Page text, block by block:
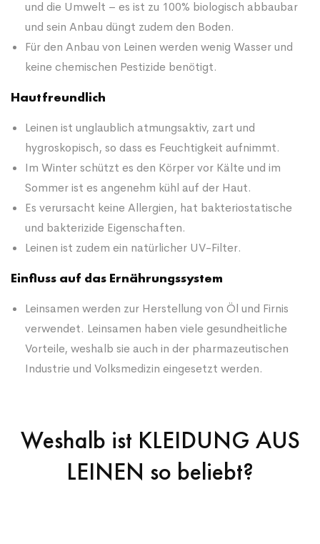
und die Umwelt – es ist zu 100% biologisch abbaubar
und sein Anbau düngt zudem den Boden.
Für den Anbau von Leinen werden wenig Wasser und
keine chemischen Pestizide benötigt.
Hautfreundlich
Leinen ist unglaublich atmungsaktiv, zart und
hygroskopisch, so dass es Feuchtigkeit aufnimmt.
Im Winter schützt es den Körper vor Kälte und im
Sommer ist es angenehm kühl auf der Haut.
Es verursacht keine Allergien, hat bakteriostatische
und bakterizide Eigenschaften.
Leinen ist zudem ein natürlicher UV-Filter.
Einfluss auf das Ernährungssystem
Leinsamen werden zur Herstellung von Öl und Firnis
verwendet. Leinsamen haben viele gesundheitliche
Vorteile, weshalb sie auch in der pharmazeutischen
Industrie und Volksmedizin eingesetzt werden.
Weshalb ist KLEIDUNG AUS
LEINEN so beliebt?